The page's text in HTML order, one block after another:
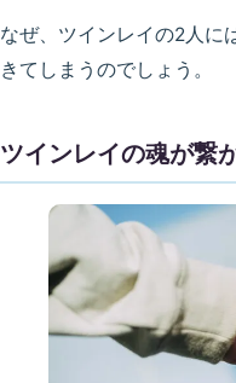
なぜ、ツインレイの2人に
きてしまうのでしょう。
ツインレイの魂が繋